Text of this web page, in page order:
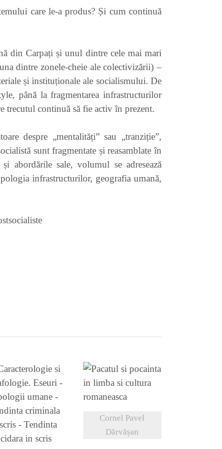
care le-a produs? Și cum continuă
din Carpați și unul dintre cele mai mari
dintre zonele-cheie ale colectivizării) –
și instituționale ale socialismului. De
până la fragmentarea infrastructurilor
trecutul continuă să fie activ în prezent.
despre „mentalități” sau „tranziție”,
sunt fragmentate și reasamblate în
abordările sale, volumul se adresează
infrastructurilor, geografia umană,
DETALII
Cornel Pavel
Dărvășan
VEZI DETALII